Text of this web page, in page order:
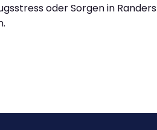
oder Sorgen in Randers